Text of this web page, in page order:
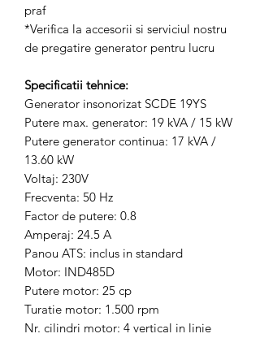
praf
*Verifica la accesorii si serviciul nostru
de pregatire generator pentru lucru
Specificatii tehnice:
Generator insonorizat SCDE 19YS
Putere max. generator: 19 kVA / 15 kW
Putere generator continua: 17 kVA /
13.60 kW
Voltaj: 230V
Frecventa: 50 Hz
Factor de putere: 0.8
Amperaj: 24.5 A
Panou ATS: inclus in standard
Motor: IND485D
Putere motor: 25 cp
Turatie motor: 1.500 rpm
Nr. cilindri motor: 4 vertical in linie